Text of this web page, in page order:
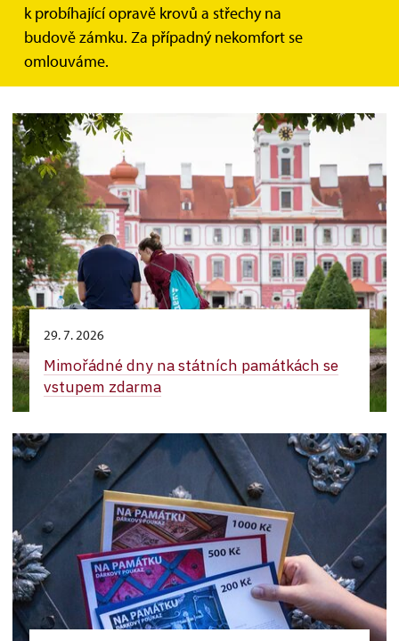
k probíhající opravě krovů a střechy na
budově zámku. Za případný nekomfort se
omlouváme.
HLEDAT
29. 7. 2026
Mimořádné dny na státních památkách se
vstupem zdarma